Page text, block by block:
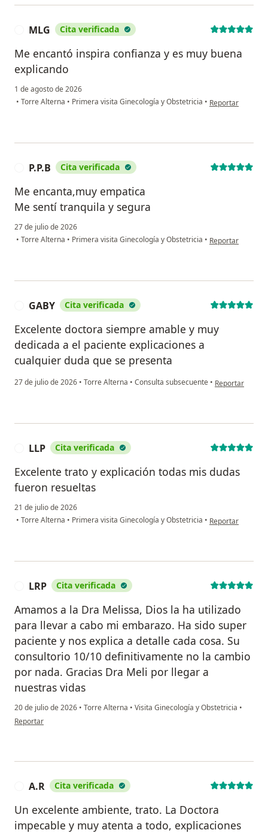
MLG Cita verificada
Me encantó inspira confianza y es muy buena
explicando
1 de agosto de 2026
• Torre Alterna • Primera visita Ginecología y Obstetricia • en opinión del
Reportar
P.P.B Cita verificada
Me encanta,muy empatica
Me sentí tranquila y segura
27 de julio de 2026
• Torre Alterna • Primera visita Ginecología y Obstetricia • en opinión del
Reportar
GABY Cita verificada
Excelente doctora siempre amable y muy
dedicada a el paciente explicaciones a
cualquier duda que se presenta
27 de julio de 2026 • Torre Alterna • Consulta subsecuente • en opinión del
Reportar
LLP Cita verificada
Excelente trato y explicación todas mis dudas
fueron resueltas
21 de julio de 2026
• Torre Alterna • Primera visita Ginecología y Obstetricia • en opinión del
Reportar
LRP Cita verificada
Amamos a la Dra Melissa, Dios la ha utilizado
para llevar a cabo mi embarazo. Ha sido super
paciente y nos explica a detalle cada cosa. Su
consultorio 10/10 definitivamente no la cambio
por nada. Gracias Dra Meli por llegar a
nuestras vidas
20 de julio de 2026 • Torre Alterna • Visita Ginecología y Obstetricia •
en opinión del usuario LRP
Reportar
A.R Cita verificada
Un excelente ambiente, trato. La Doctora
impecable y muy atenta a todo, explicaciones